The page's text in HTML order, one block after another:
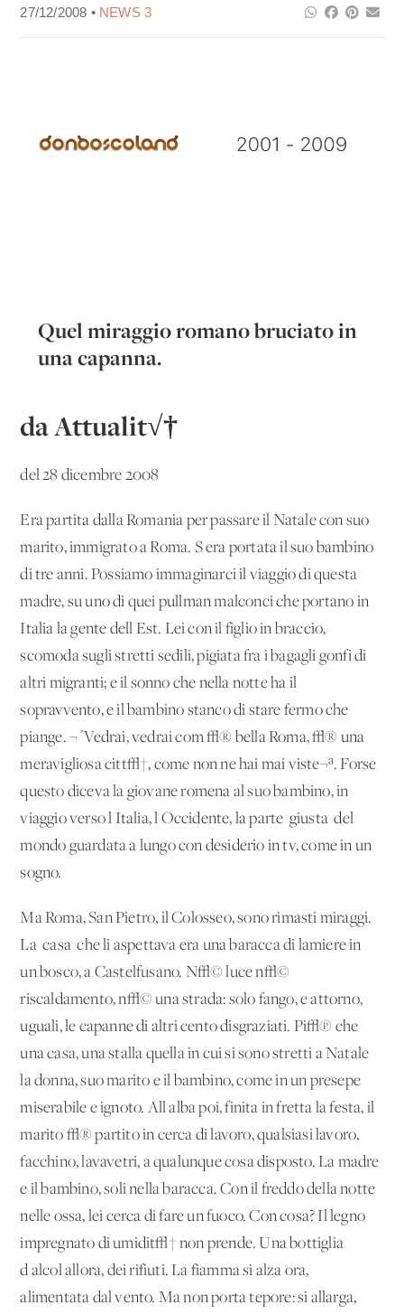
27/12/2008 • NEWS 3
Quel miraggio romano bruciato in
una capanna.
da Attualit√†
del 28 dicembre 2008
Era partita dalla Romania per passare il Natale con suo
marito, immigrato a Roma. S'era portata il suo bambino
di tre anni. Possiamo immaginarci il viaggio di questa
madre, su uno di quei pullman malconci che portano in
Italia la gente dell'Est. Lei con il figlio in braccio,
scomoda sugli stretti sedili, pigiata fra i bagagli gonfi di
altri migranti; e il sonno che nella notte ha il
sopravvento, e il bambino stanco di stare fermo che
piange. ¬´Vedrai, vedrai com'√® bella Roma, √® una
meravigliosa citt√†, come non ne hai mai viste¬ª. Forse
questo diceva la giovane romena al suo bambino, in
viaggio verso l'Italia, l'Occidente, la parte 'giusta' del
mondo guardata a lungo con desiderio in tv, come in un
sogno.
Ma Roma, San Pietro, il Colosseo, sono rimasti miraggi.
La 'casa' che li aspettava era una baracca di lamiere in
un bosco, a Castelfusano. N√© luce n√©
riscaldamento, n√© una strada: solo fango, e attorno,
uguali, le capanne di altri cento disgraziati. Pi√π che
una casa, una stalla quella in cui si sono stretti a Natale
la donna, suo marito e il bambino, come in un presepe
miserabile e ignoto. All'alba poi, finita in fretta la festa, il
marito √® partito in cerca di lavoro, qualsiasi lavoro,
facchino, lavavetri, a qualunque cosa disposto. La madre
e il bambino, soli nella baracca. Con il freddo della notte
nelle ossa, lei cerca di fare un fuoco. Con cosa? Il legno
impregnato di umidit√† non prende. Una bottiglia
d'alcol allora, dei rifiuti. La fiamma si alza ora,
alimentata dal vento. Ma non porta tepore: si allarga,